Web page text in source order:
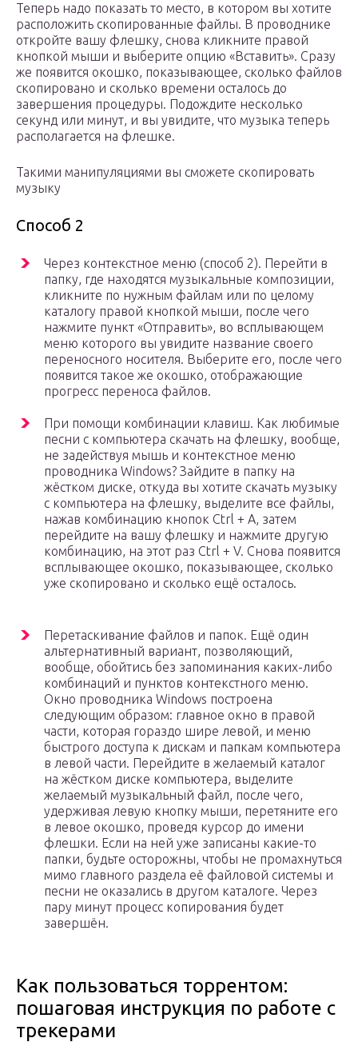
Теперь надо показать то место, в котором вы хотите
расположить скопированные файлы. В проводнике
откройте вашу флешку, снова кликните правой
кнопкой мыши и выберите опцию «Вставить». Сразу
же появится окошко, показывающее, сколько файлов
скопировано и сколько времени осталось до
завершения процедуры. Подождите несколько
секунд или минут, и вы увидите, что музыка теперь
располагается на флешке.
Такими манипуляциями вы сможете скопировать
музыку
Способ 2
Через контекстное меню (способ 2). Перейти в
папку, где находятся музыкальные композиции,
кликните по нужным файлам или по целому
каталогу правой кнопкой мыши, после чего
нажмите пункт «Отправить», во всплывающем
меню которого вы увидите название своего
переносного носителя. Выберите его, после чего
появится такое же окошко, отображающие
прогресс переноса файлов.
При помощи комбинации клавиш. Как любимые
песни с компьютера скачать на флешку, вообще,
не задействуя мышь и контекстное меню
проводника Windows? Зайдите в папку на
жёстком диске, откуда вы хотите скачать музыку
с компьютера на флешку, выделите все файлы,
нажав комбинацию кнопок Ctrl + A, затем
перейдите на вашу флешку и нажмите другую
комбинацию, на этот раз Ctrl + V. Снова появится
всплывающее окошко, показывающее, сколько
уже скопировано и сколько ещё осталось.
Перетаскивание файлов и папок. Ещё один
альтернативный вариант, позволяющий,
вообще, обойтись без запоминания каких-либо
комбинаций и пунктов контекстного меню.
Окно проводника Windows построена
следующим образом: главное окно в правой
части, которая гораздо шире левой, и меню
быстрого доступа к дискам и папкам компьютера
в левой части. Перейдите в желаемый каталог
на жёстком диске компьютера, выделите
желаемый музыкальный файл, после чего,
удерживая левую кнопку мыши, перетяните его
в левое окошко, проведя курсор до имени
флешки. Если на ней уже записаны какие-то
папки, будьте осторожны, чтобы не промахнуться
мимо главного раздела её файловой системы и
песни не оказались в другом каталоге. Через
пару минут процесс копирования будет
завершён.
Как пользоваться торрентом:
пошаговая инструкция по работе с
трекерами